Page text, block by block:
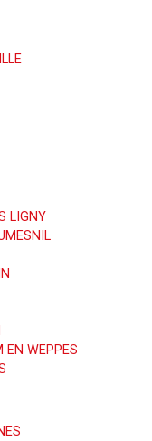
LIGNY
WEPPES